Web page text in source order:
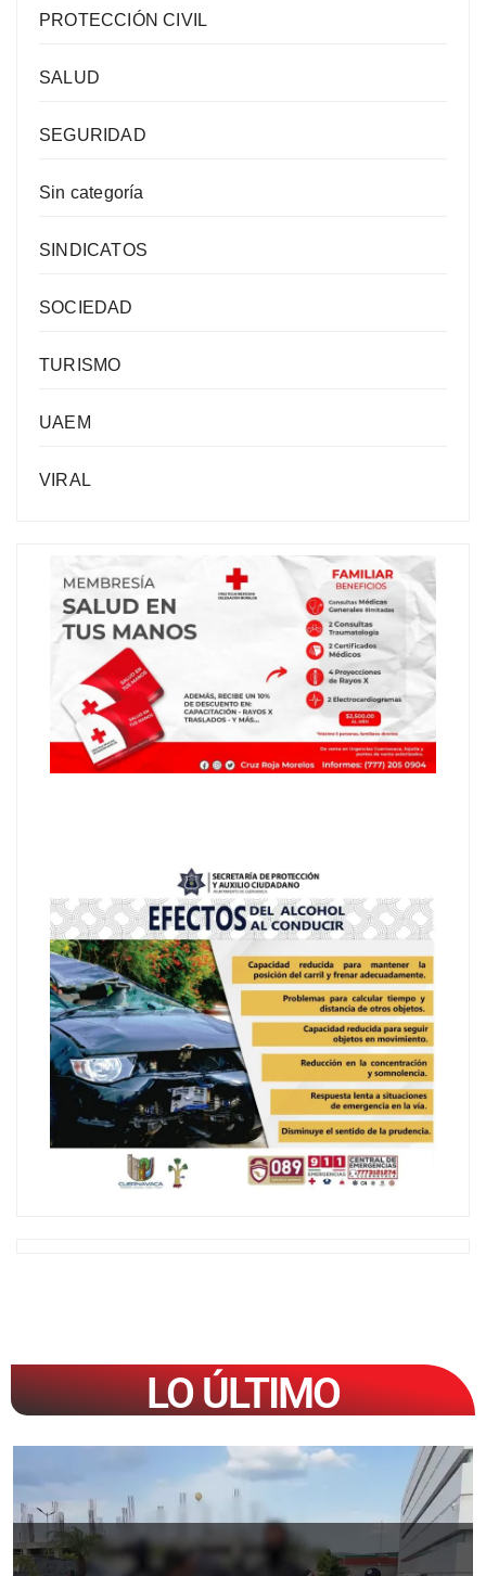
PROTECCIÓN CIVIL
SALUD
SEGURIDAD
Sin categoría
SINDICATOS
SOCIEDAD
TURISMO
UAEM
VIRAL
LO ÚLTIMO